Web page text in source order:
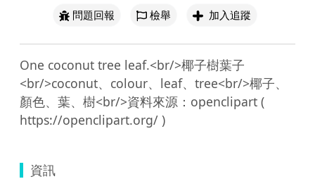
問題回報
檢舉 加入追蹤
One coconut tree leaf.<br/>椰子樹葉子
<br/>coconut、colour、leaf、tree<br/>椰子、
顏色、葉、樹<br/>資料來源：openclipart (
資訊